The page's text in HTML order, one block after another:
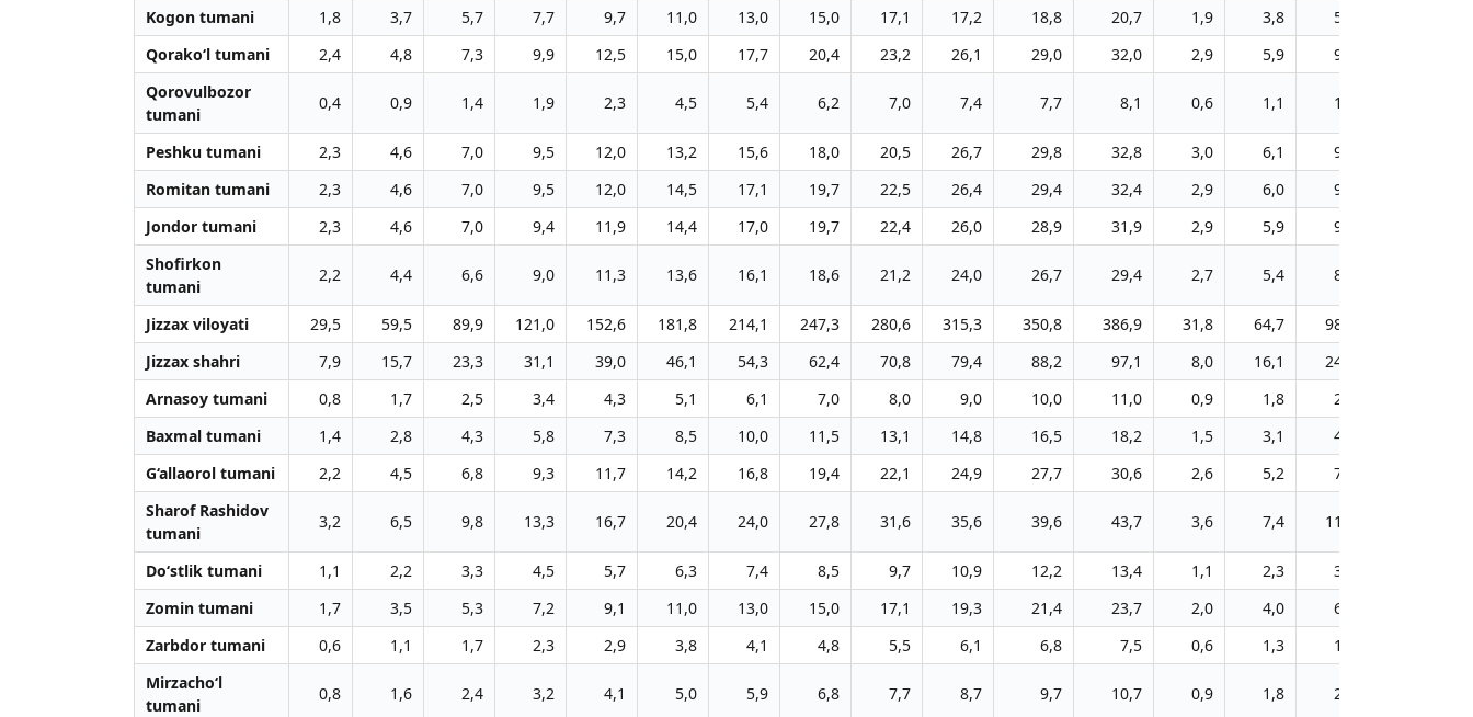
Kogon tumani
1,8 3,7 5,7 7,7 9,7 11,0 13,0 15,0 17,1 17,2 18,8 20,7 1,9 3,8 5,9
Qorako‘l tumani
2,4 4,8 7,3 9,9 12,5 15,0 17,7 20,4 23,2 26,1 29,0 32,0 2,9 5,9 9,0
Qorovulbozor
tumani
0,4 0,9 1,4 1,9 2,3 4,5 5,4 6,2 7,0 7,4 7,7 8,1 0,6 1,1 1,7
Peshku tumani 2,3 4,6 7,0 9,5 12,0 13,2 15,6 18,0 20,5 26,7 29,8 32,8 3,0 6,1 9,3
Romitan tumani
2,3 4,6 7,0 9,5 12,0 14,5 17,1 19,7 22,5 26,4 29,4 32,4 2,9 6,0 9,1
Jondor tumani
2,3 4,6 7,0 9,4 11,9 14,4 17,0 19,7 22,4 26,0 28,9 31,9 2,9 5,9 9,0
Shofirkon
tumani
2,2 4,4 6,6 9,0 11,3 13,6 16,1 18,6 21,2 24,0 26,7 29,4 2,7 5,4 8,3
Jizzax viloyati 29,5 59,5 89,9 121,0 152,6 181,8 214,1 247,3 280,6 315,3 350,8 386,9 31,8 64,7 98,4
Jizzax shahri
7,9 15,7 23,3 31,1 39,0 46,1 54,3 62,4 70,8 79,4 88,2 97,1 8,0 16,1 24,5
Arnasoy tumani
0,8 1,7 2,5 3,4 4,3 5,1 6,1 7,0 8,0 9,0 10,0 11,0 0,9 1,8 2,8
Baxmal tumani
1,4 2,8 4,3 5,8 7,3 8,5 10,0 11,5 13,1 14,8 16,5 18,2 1,5 3,1 4,7
G‘allaorol tumani
2,2 4,5 6,8 9,3 11,7 14,2 16,8 19,4 22,1 24,9 27,7 30,6 2,6 5,2 7,9
Sharof Rashidov
tumani
3,2 6,5 9,8 13,3 16,7 20,4 24,0 27,8 31,6 35,6 39,6 43,7 3,6 7,4 11,3
Do‘stlik tumani 1,1 2,2 3,3 4,5 5,7 6,3 7,4 8,5 9,7 10,9 12,2 13,4 1,1 2,3 3,5
Zomin tumani
1,7 3,5 5,3 7,2 9,1 11,0 13,0 15,0 17,1 19,3 21,4 23,7 2,0 4,0 6,1
Zarbdor tumani
0,6 1,1 1,7 2,3 2,9 3,8 4,1 4,8 5,5 6,1 6,8 7,5 0,6 1,3 1,9
Mirzacho‘l
tumani
0,8 1,6 2,4 3,2 4,1 5,0 5,9 6,8 7,7 8,7 9,7 10,7 0,9 1,8 2,7